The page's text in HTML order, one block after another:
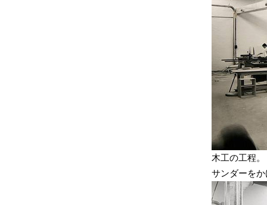
木工の工程。
サンダーを